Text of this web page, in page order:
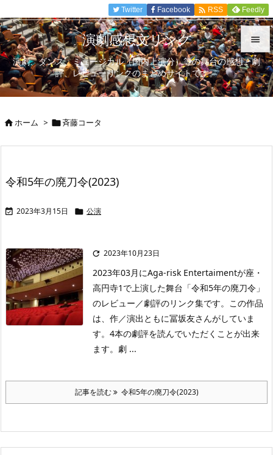


メニュ

Twitter Facebook  RSS Feedly
演劇感想文リンク
演劇、ダンス、ミュージカル（国内上演分）等の舞台の感想、劇
評、レビューリンクのまとめサイトです。
ホーム > 斉藤コータ
令和5年の廃刀令(2023)
 2023年3月15日  公演
 2023年10月23日
2023年03月にAga-risk Entertaimentが座・
高円寺1で上演した舞台「令和5年の廃刀令」
のレビュー／劇評のリンク集です。この作品
は、作／演出ともに冨坂友さんがしていま
す。4本の劇評を読んでいただくことが出来
ます。劇 ...
記事を読む 令和5年の廃刀令(2023)